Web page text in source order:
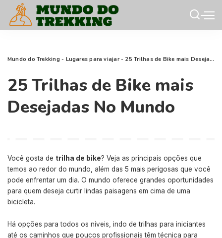
Mundo do Trekking - Lugares para viajar- 25 Trilhas de Bike mais Desejadas No Mundo
25 Trilhas de Bike mais
Desejadas No Mundo
Você gosta de trilha de bike? Veja as principais opções que
temos ao redor do mundo, além das 5 mais perigosas que você
pode enfrentar um dia. O mundo oferece grandes oportunidades
para quem deseja curtir lindas paisagens em cima de uma
bicicleta.
Há opções para todos os níveis, indo de trilhas para iniciantes
até os caminhos que poucos profissionais têm técnica para